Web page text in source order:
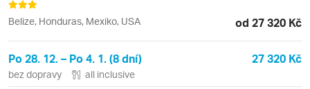
Belize, Honduras, Mexiko, USA od 27 320 Kč
Po 28. 12. – Po 4. 1. (8 dní) 27 320 Kč
bez dopravy all inclusive